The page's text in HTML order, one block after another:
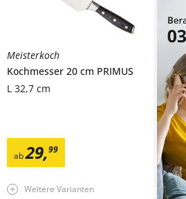
Meisterkoch
Kochmesser 20 cm PRIMUS
L 32,7 cm
ab29,99
Weitere Varianten